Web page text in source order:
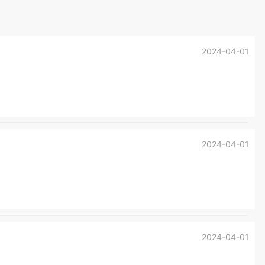
2024-04-01
2024-04-01
2024-04-01